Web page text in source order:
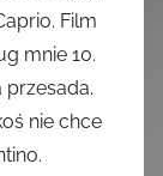
Film
mnie 10.
nie chce